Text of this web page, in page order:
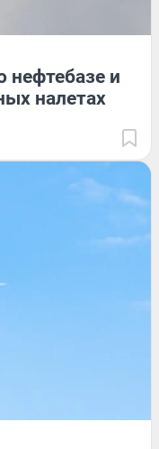
нефтебазе и
налетах